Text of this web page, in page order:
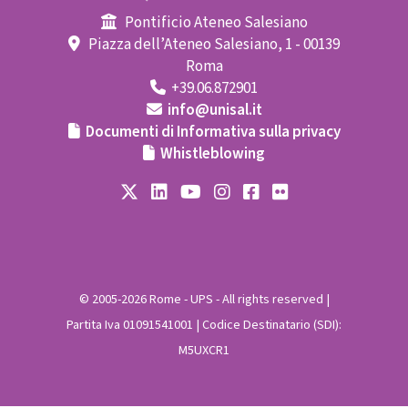
Pontificio Ateneo Salesiano
Piazza dell’Ateneo Salesiano, 1 - 00139
Roma
+39.06.872901
info@unisal.it
Documenti di Informativa sulla privacy
Whistleblowing
© 2005-2026 Rome - UPS - All rights reserved |
Partita Iva 01091541001 | Codice Destinatario (SDI):
M5UXCR1